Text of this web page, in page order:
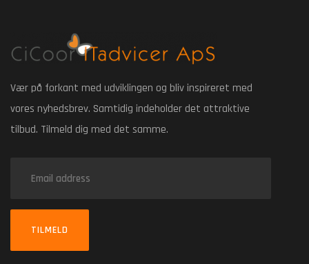
Vær på forkant med udviklingen og bliv inspireret med
vores nyhedsbrev. Samtidig indeholder det attraktive
tilbud. Tilmeld dig med det samme.
TILMELD